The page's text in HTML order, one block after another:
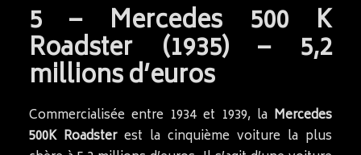
5 – Mercedes 500 K
Roadster (1935) – 5,2
millions d’euros
Commercialisée entre 1934 et 1939, la Mercedes
500K Roadsterest la cinquième voiture la plus